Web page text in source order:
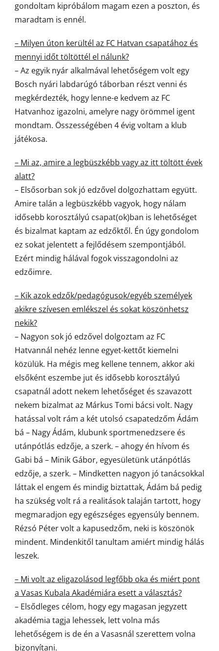
gondoltam kipróbálom magam ezen a poszton, és
maradtam is ennél.
– Milyen úton kerültél az FC Hatvan csapatához és
mennyi időt töltöttél el nálunk?
– Az egyik nyár alkalmával lehetőségem volt egy
Bosch nyári labdarúgó táborban részt venni és
megkérdezték, hogy lenne-e kedvem az FC
Hatvanhoz igazolni, amelyre nagy örömmel igent
mondtam. Összességében 4 évig voltam a klub
játékosa.
– Mi az, amire a legbüszkébb vagy az itt töltött évek
alatt?
– Elsősorban sok jó edzővel dolgozhattam együtt.
Amire talán a legbüszkébb vagyok, hogy nálam
idősebb korosztályú csapat(ok)ban is lehetőséget
és bizalmat kaptam az edzőktől. Én úgy gondolom
ez sokat jelentett a fejlődésem szempontjából.
Ezért mindig hálával fogok visszagondolni az
edzőimre.
– Kik azok edzők/pedagógusok/egyéb személyek
akikre szívesen emlékszel és sokat köszönhetsz
nekik?
– Nagyon sok jó edzővel dolgoztam az FC
Hatvannál nehéz lenne egyet-kettőt kiemelni
közülük. Ha mégis meg kellene tennem, akkor aki
elsőként eszembe jut és idősebb korosztályú
csapatnál adott nekem lehetőséget és szavazott
nekem bizalmat az Márkus Tomi bácsi volt. Nagy
hatással volt rám a két utolsó csapatedzőm Ádám
bá – Nagy Ádám, klubunk sportmenedzsere és
utánpótlás edzője, a szerk. – ahogy én hívom és
Gabi bá – Minik Gábor, egyesületünk utánpótlás
edzője, a szerk. – Mindketten nagyon jó tanácsokkal
láttak el engem és mindig biztattak, Ádám bá pedig
ha szükség volt rá a realitások talaján tartott, hogy
megmaradjon egy egészséges egyensúly bennem.
Rézsó Péter volt a kapusedzőm, neki is köszönök
mindent. Mindenkitől tanultam amiért mindig hálás
leszek.
– Mi volt az eligazolásod legfőbb oka és miért pont
a Vasas Kubala Akadémiára esett a választás?
– Elsődleges célom, hogy egy magasan jegyzett
akadémia tagja lehessek, lett volna más
lehetőségem is de én a Vasasnál szerettem volna
bizonyítani.